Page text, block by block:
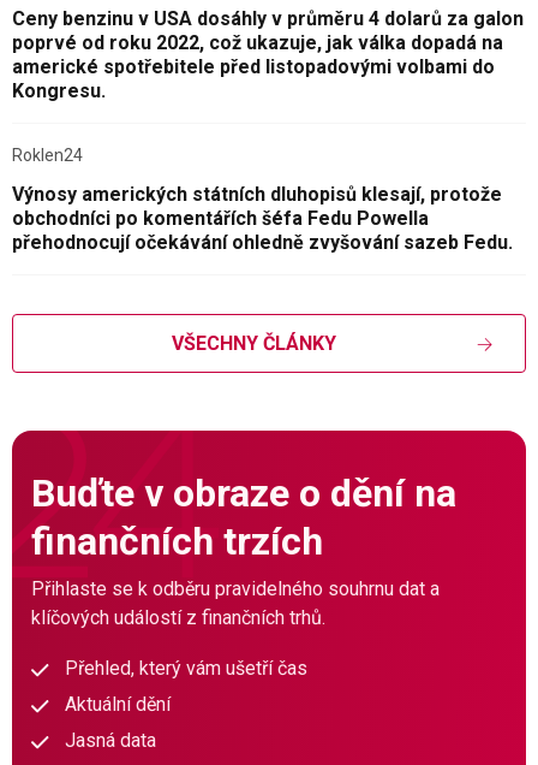
Ceny benzinu v USA dosáhly v průměru 4 dolarů za galon
poprvé od roku 2022, což ukazuje, jak válka dopadá na
americké spotřebitele před listopadovými volbami do
Kongresu.
Roklen24
Výnosy amerických státních dluhopisů klesají, protože
obchodníci po komentářích šéfa Fedu Powella
přehodnocují očekávání ohledně zvyšování sazeb Fedu.
VŠECHNY ČLÁNKY
Buďte v obraze o dění na
finančních trzích
Přihlaste se k odběru pravidelného souhrnu dat a
klíčových událostí z finančních trhů.
Přehled, který vám ušetří čas
Aktuální dění
Jasná data